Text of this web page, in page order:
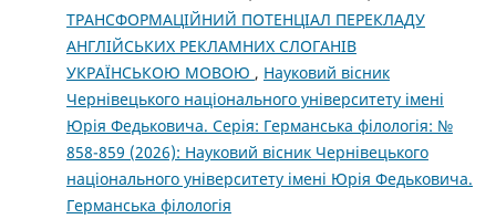
ТРАНСФОРМАЦІЙНИЙ ПОТЕНЦІАЛ ПЕРЕКЛАДУ
АНГЛІЙСЬКИХ РЕКЛАМНИХ СЛОГАНІВ
УКРАЇНСЬКОЮ МОВОЮ , Науковий вісник
Чернівецького національного університету імені
Юрія Федьковича. Серія: Германська філологія: №
858-859 (2026): Науковий вісник Чернівецького
національного університету імені Юрія Федьковича.
Германська філологія